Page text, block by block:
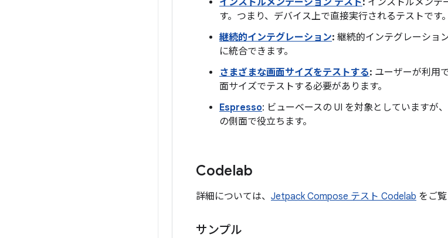
インストルメンテーション テスト: インストルメンテ
す。つまり、デバイス上で直接実行されるテストです。
継続的インテグレーション: 継続的インテグレーショ
に統合できます。
さまざまな画面サイズをテストする: ユーザーが利用
面サイズでテストする必要があります。
Espresso: ビューベースの UI を対象としていますが
の側面で役立ちます。
Codelab
詳細については、 Jetpack Compose テスト Codelab をご覧
サンプル